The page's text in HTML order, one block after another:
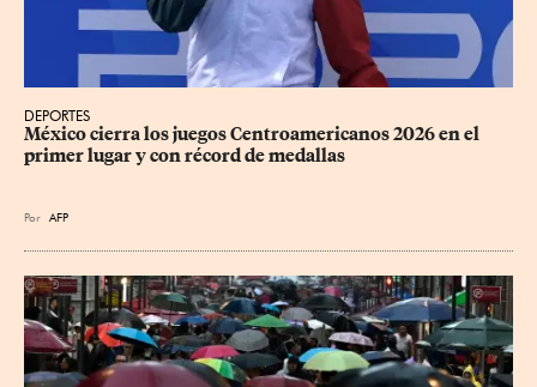
DEPORTES
México cierra los juegos Centroamericanos 2026 en el
primer lugar y con récord de medallas
Por AFP